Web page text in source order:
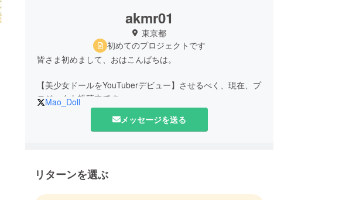
akmr01
東京都
初めてのプロジェクトです
皆さま初めまして、おはこんばちは。
【美少女ドールをYouTuberデビュー】させるべく、現在、プ
ロジェクト投稿中です。
ご興味のある方は、是非一度、お足を運んでくださいませ
Mao_Doll
メッセージを送る
リターンを選ぶ